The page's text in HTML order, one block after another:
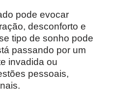
pode evocar
desconforto e
tipo de sonho pode
passando por um
invadida ou
pessoais,